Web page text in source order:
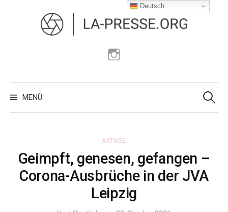
überspringen
MENÜ
Suchen
nach:
ARTIKEL
Geimpft, genesen, gefangen –
Corona-Ausbrüche in der JVA
Leipzig
Deutsch